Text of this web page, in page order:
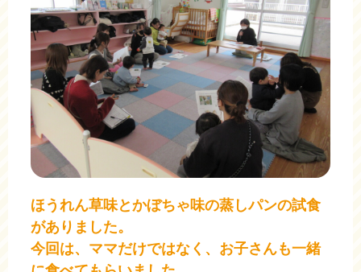
ほうれん草味とかぼちゃ味の蒸しパンの試食
がありました。
今回は、ママだけではなく、お子さんも一緒